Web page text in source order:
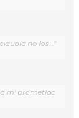
no los..."
mi prometido